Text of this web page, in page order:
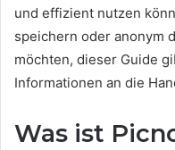
und effizient nutzen
speichern oder anonym
möchten, dieser Guide
Informationen an die
Was ist